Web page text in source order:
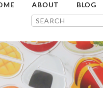
ABOUT BLOG